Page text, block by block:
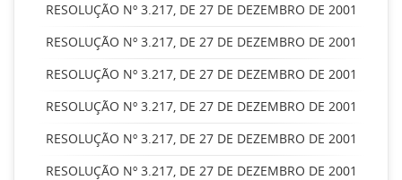
RESOLUÇÃO Nº 3.217, DE 27 DE DEZEMBRO DE 2001
RESOLUÇÃO Nº 3.217, DE 27 DE DEZEMBRO DE 2001
RESOLUÇÃO Nº 3.217, DE 27 DE DEZEMBRO DE 2001
RESOLUÇÃO Nº 3.217, DE 27 DE DEZEMBRO DE 2001
RESOLUÇÃO Nº 3.217, DE 27 DE DEZEMBRO DE 2001
RESOLUÇÃO Nº 3.217, DE 27 DE DEZEMBRO DE 2001